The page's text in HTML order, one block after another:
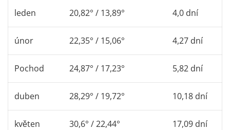
leden 20,82° / 13,89° 4,0 dní
únor 22,35° / 15,06° 4,27 dní
Pochod 24,87° / 17,23° 5,82 dní
duben 28,29° / 19,72° 10,18 dní
květen 30,6° / 22,44° 17,09 dní